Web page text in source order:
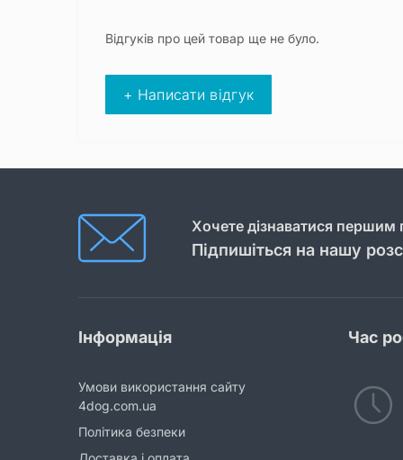
Відгуків про цей товар ще не було.
+ Написати відгук
Хочете дізнаватися першим
Підпишіться на нашу
Інформація
Умови використання сайту
4dog.com.ua
Політика безпеки
Час